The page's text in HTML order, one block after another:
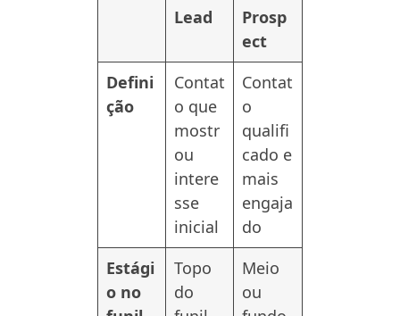
Lead
Prosp
ect
Defini
ção
Contat
o que
mostr
ou
intere
sse
inicial
Contat
o
qualifi
cado e
mais
engaja
do
Estági
o no
Topo
do
Meio
ou